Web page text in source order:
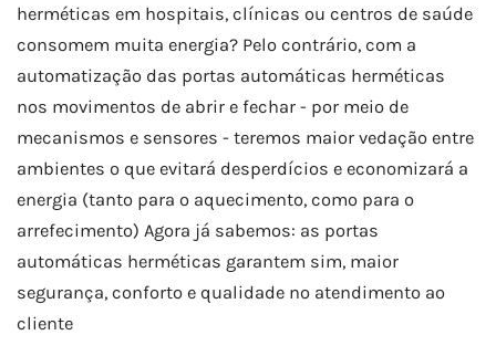
herméticas em hospitais, clínicas ou centros de saúde
consomem muita energia? Pelo contrário, com a
automatização das portas automáticas herméticas
nos movimentos de abrir e fechar - por meio de
mecanismos e sensores - teremos maior vedação entre
ambientes o que evitará desperdícios e economizará a
energia (tanto para o aquecimento, como para o
arrefecimento) Agora já sabemos: as portas
automáticas herméticas garantem sim, maior
segurança, conforto e qualidade no atendimento ao
cliente